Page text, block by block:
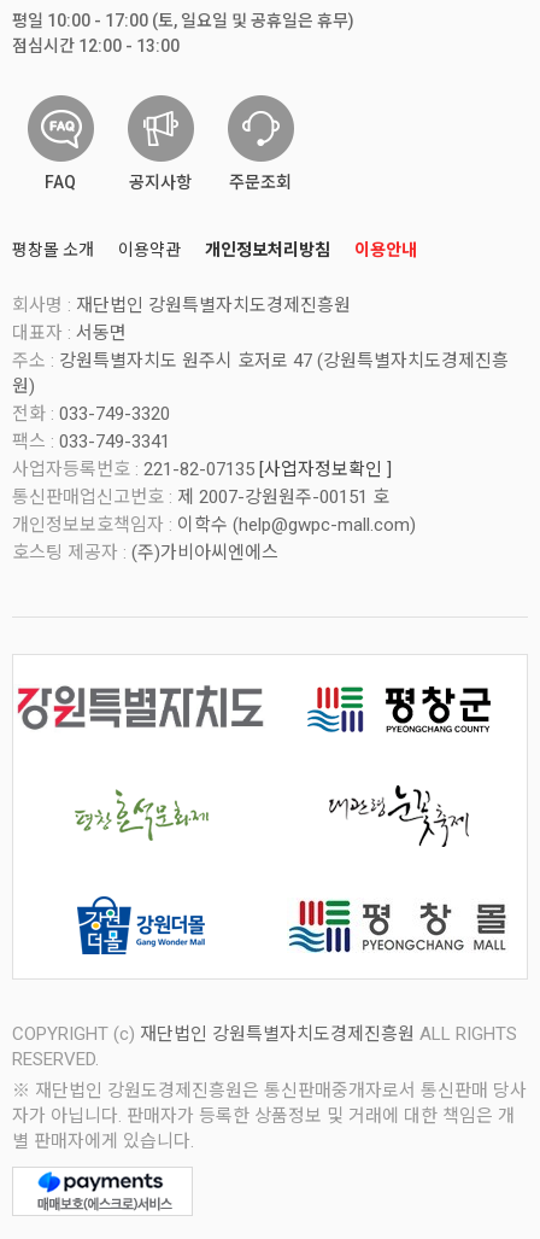
평일 10:00 - 17:00 (토, 일요일 및 공휴일은 휴무)
점심시간 12:00 - 13:00
FAQ 공지사항 주문조회
평창몰 소개 이용약관 개인정보처리방침 이용안내
회사명 : 재단법인 강원특별자치도경제진흥원
대표자 : 서동면
주소 : 강원특별자치도 원주시 호저로 47 (강원특별자치도경제진흥
원)
전화 : 033-749-3320
팩스 : 033-749-3341
사업자등록번호 : 221-82-07135 [사업자정보확인 ]
통신판매업신고번호 : 제 2007-강원원주-00151 호
개인정보보호책임자 : 이학수 (help@gwpc-mall.com)
호스팅 제공자 : (주)가비아씨엔에스
COPYRIGHT (c) 재단법인 강원특별자치도경제진흥원 ALL RIGHTS
RESERVED.
※ 재단법인 강원도경제진흥원은 통신판매중개자로서 통신판매 당사
자가 아닙니다. 판매자가 등록한 상품정보 및 거래에 대한 책임은 개
별 판매자에게 있습니다.